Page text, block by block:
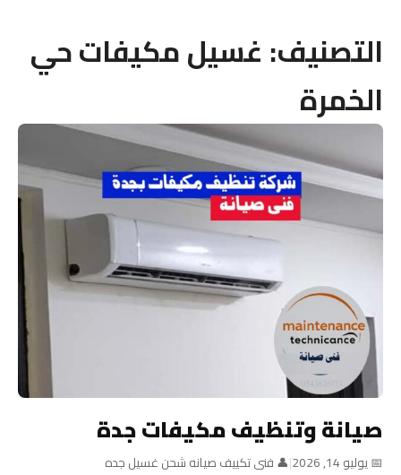
التصنيف: غسيل مكيفات حي
الخمرة
صيانة وتنظيف مكيفات جدة
📅 يوليو 14, 2026 |👤 فنى تكييف صيانه شحن غسيل جده